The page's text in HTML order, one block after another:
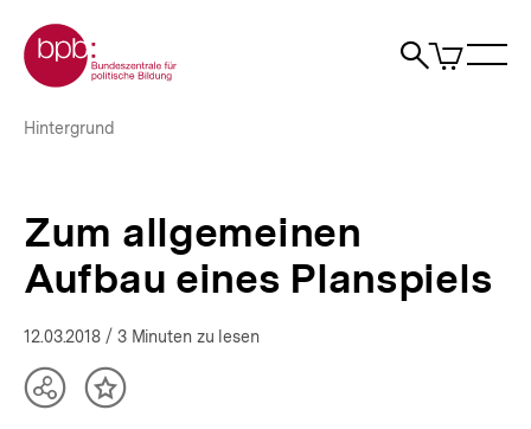
zum
Seiteninhalt
springen
Zur Startseite der bpb
Suche
Artikel
im
Zum
Planspiels
bpb.de
Brotkrümelnavigation
Pfadnavigation
Hintergrund
Zum allgemeinen
Aufbau eines Planspiels
12.03.2018 / 3 Minuten zu lesen
TeilenInhalt